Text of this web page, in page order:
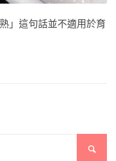
」這句話並不適用於育